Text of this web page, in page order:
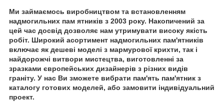
Ми займаємось виробництвом та встановленням
надмогильних пам ятників з 2003 року. Накопичений за
цей час досвід дозволяє нам утримувати високу якість
робіт. Широкий асортимент надмогильних пам'ятників
включає як дешеві моделі з мармурової крихти, так і
найдорожчі витвори мистецтва, виготовленні за
зразками європейських дизайнерів з різних видів
граніту. У нас Ви зможете вибрати пам'ять пам'ятник з
каталогу готових моделей, або замовити індивідуальний
проект.